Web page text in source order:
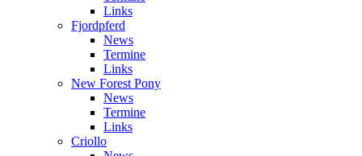
Links
Fjordpferd
News
Termine
Links
New Forest Pony
News
Termine
Links
Criollo